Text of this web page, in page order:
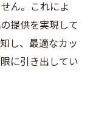
ん。これによ
提供を実現して
し、最適なカッ
に引き出してい